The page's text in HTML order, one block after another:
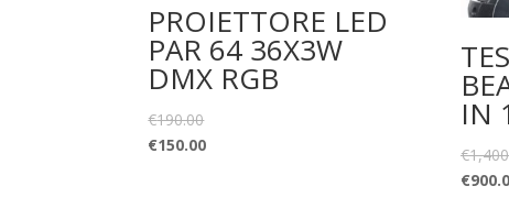
PROIETTORE LED
PAR 64 36X3W
DMX RGB
€190.00
€150.00
IN
€
€